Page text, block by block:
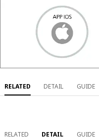
RELATED DETAIL GUIDE
RELATED DETAIL GUIDE